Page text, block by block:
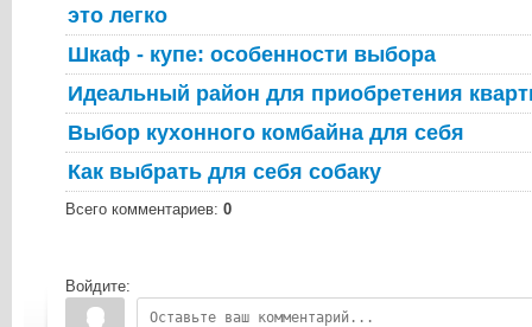
это легко
Шкаф - купе: особенности выбора
Идеальный район для приобретения
Выбор кухонного комбайна для себя
Как выбрать для себя собаку
Всего комментариев: 0
Войдите: